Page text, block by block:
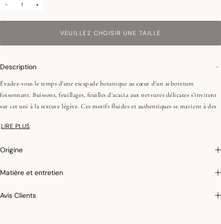
-
+
VEUILLEZ CHOISIR UNE TAILLE
Description
Évadez-vous le temps d'une escapade botanique au cœur d'un arboretum
foisonnant. Buissons, feuillages, feuilles d'acacia aux nervures délicates s'invitent
sur cet uni à la texture légère. Ces motifs fluides et authentiques se marient à des
•Tissage Jacquard (chaîne et trame couleurs)
dresser une table à la fois élégante, moderne et décontractée.
LIRE PLUS
Origine
Matière et entretien
Avis Clients